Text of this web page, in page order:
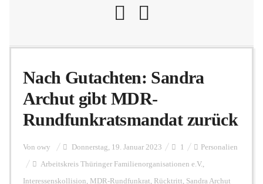
Nachrichten
Flurschelte
Personalien
Nach Gutachten: Sandra
Archut gibt MDR-
Rundfunkratsmandat zurück
Von owy Donnerstag, 19. Januar 2023 1 Personalien
Arbeitskreis Thüringer Familienorganisationen e.V.,
Interessenskollision, MDR-Rundfunkrat, Rücktritt, Sandra Archut